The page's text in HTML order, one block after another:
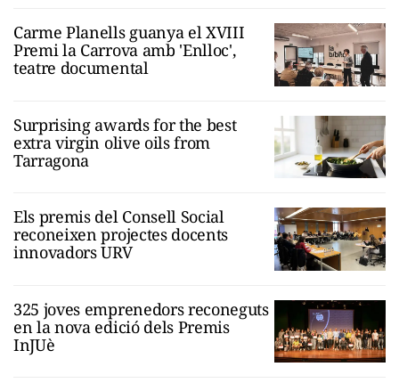
Carme Planells guanya el XVIII
Premi la Carrova amb 'Enlloc',
teatre documental
Surprising awards for the best
extra virgin olive oils from
Tarragona
Els premis del Consell Social
reconeixen projectes docents
innovadors URV
325 joves emprenedors reconeguts
en la nova edició dels Premis
InJUè